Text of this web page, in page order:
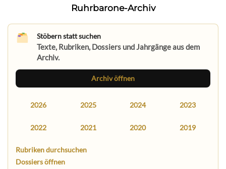
Ruhrbarone-Archiv
Stöbern statt suchen
Texte, Rubriken, Dossiers und Jahrgänge aus dem
Archiv.
Archiv öffnen
2026 2025 2024 2023
2022 2021 2020 2019
Rubriken durchsuchen
Dossiers öffnen